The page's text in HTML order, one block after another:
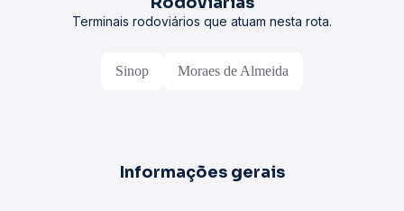
Terminais rodoviários que atuam nesta rota.
Sinop Moraes de Almeida
Informações gerais